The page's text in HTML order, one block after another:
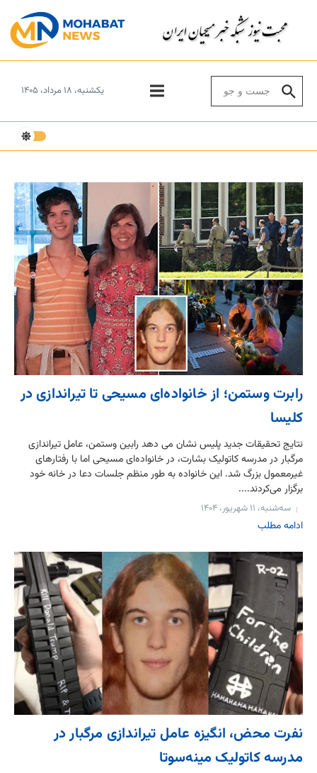
یکشنبه، ۱۸ مرداد، ۱۴۰۵
رابرت وستمن؛ از خانواده‌ای مسیحی تا تیراندازی در
کلیسا
نتایج تحقیقات جدید پلیس نشان می دهد رابین وستمن، عامل تیراندازی
مرگبار در مدرسه کاتولیک بشارت، در خانواده‌ای مسیحی اما با رفتارهای
غیرمعمول بزرگ شد. این خانواده به طور منظم جلسات دعا در خانه خود
برگزار می‌کردند....
سه‌شنبه، ۱۱ شهریور، ۱۴۰۴
ادامه مطلب
نفرت محض، انگیزه عامل تیراندازی مرگبار در
مدرسه کاتولیک مینه‌سوتا